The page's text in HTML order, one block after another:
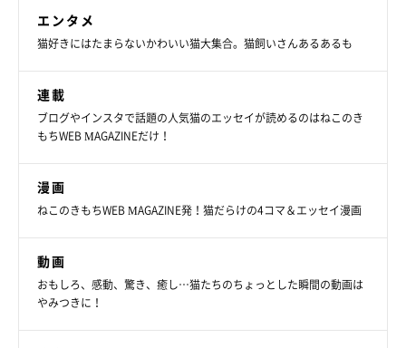
エンタメ
猫好きにはたまらないかわいい猫大集合。猫飼いさんあるあるも
連載
ブログやインスタで話題の人気猫のエッセイが読めるのはねこのき
もちWEB MAGAZINEだけ！
漫画
ねこのきもちWEB MAGAZINE発！猫だらけの4コマ＆エッセイ漫画
動画
おもしろ、感動、驚き、癒し…猫たちのちょっとした瞬間の動画は
やみつきに！